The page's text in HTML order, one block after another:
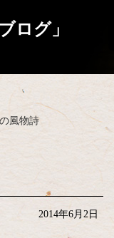
ログ」
風物詩
2014年6月2日